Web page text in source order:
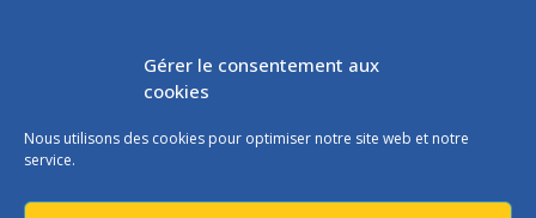
Gérer le consentement aux
cookies
Nous utilisons des cookies pour optimiser notre site web et notre
service.
Inscrivez vous à notre newsletter et recevez une fois par
mois de nos nouvelles, aucun spam (on promet).